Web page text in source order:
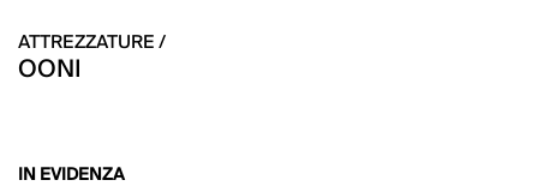
ATTREZZATURE /
OONI
IN EVIDENZA